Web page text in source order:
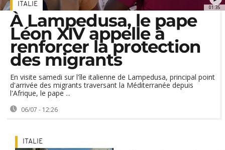
01:35
ITALIE
À Lampedusa, le pape
Léon XIV appelle à
renforcer la protection
des migrants
En visite samedi sur l'île italienne de Lampedusa, principal point
d'arrivée des migrants traversant la Méditerranée depuis
l'Afrique, le pape ...
06/07 - 12:26
ITALIE